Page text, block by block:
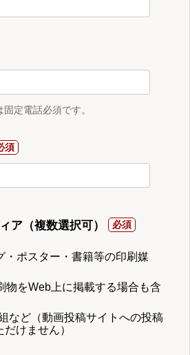
定電話必須です。
ア（複数選択可）
・ポスター・書籍等の印刷媒
物をWeb上に掲載する場合も含
など（動画投稿サイトへの投稿
けません）